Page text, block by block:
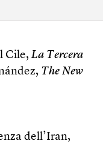
Cile, La Tercera
The New
dell’Iran,